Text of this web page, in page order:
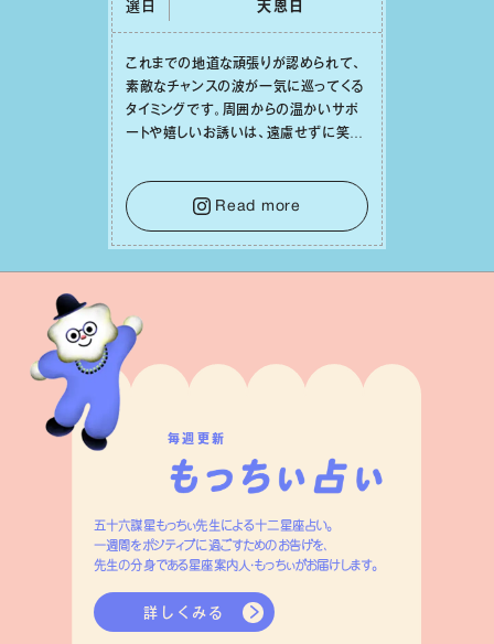
選日 天恩⽇
これまでの地道な頑張りが認められて、
素敵なチャンスの波が⼀気に巡ってくる
タイミングです。周囲からの温かいサポ
ートや嬉しいお誘いは、遠慮せずに笑顔
せになっていくイメージを持って⼀歩を
踏み出して。⼀⼈⼀⼈の良いところが混
ざり合い、ハッピーな未来が形作られて
いきます。
Read more
毎週更新
五十六謀星もっちぃ先生による十二星座占い。
一週間をポジティブに過ごすためのお告げを、
先生の分身である星座案内人・もっちぃがお届けします。
詳しくみる